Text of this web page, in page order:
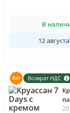
В
12 августа
Возврат НДС